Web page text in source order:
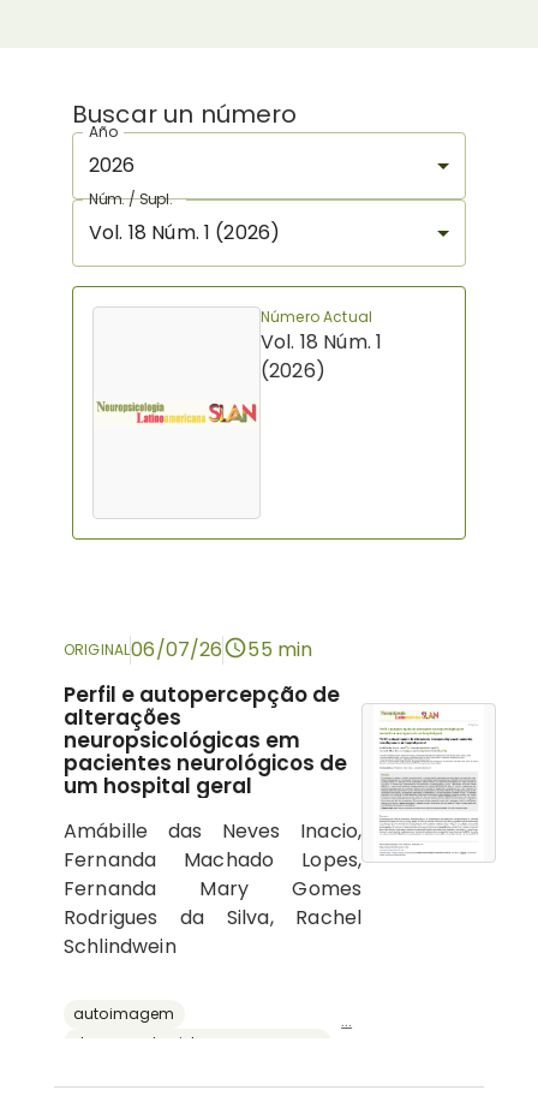
Buscar un número
Año
2026
Núm. / Supl.
Vol. 18 Núm. 1 (2026)
Número Actual
Vol. 18 Núm. 1
(2026)
ORIGINAL06/07/26 55 min
Perfil e autopercepção de
alterações
neuropsicológicas em
pacientes neurológicos de
um hospital geral
Amábille das Neves Inacio,
Fernanda Machado Lopes,
Fernanda Mary Gomes
Rodrigues da Silva, Rachel
Schlindwein
autoimagem
...